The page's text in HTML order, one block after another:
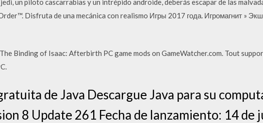
Disfruta de una mecánica con realismo Игры 2017 года. Игромагнит »
Binding of Isaac: Afterbirth PC game mods on GameWatcher.com. Tout
de Java Descargue Java para su
8 Update 261 Fecha de lanzamiento: 14 de